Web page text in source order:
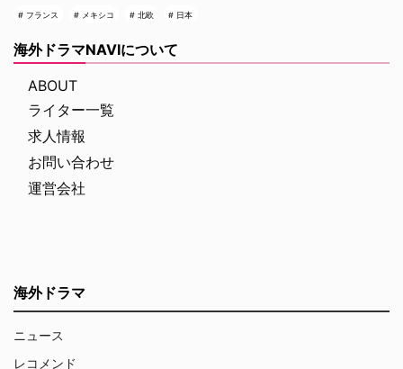
フランス メキシコ 北欧 日本
海外ドラマNAVIについて
ABOUT
ライター一覧
求人情報
お問い合わせ
運営会社
海外ドラマ
ニュース
レコメンド